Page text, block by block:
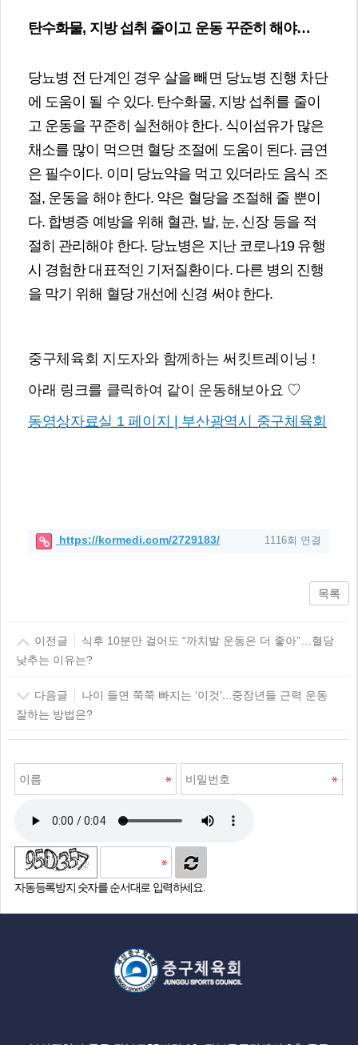
탄수화물, 지방 섭취 줄이고 운동 꾸준히 해야…
당뇨병 전 단계인 경우 살을 빼면 당뇨병 진행 차단
에 도움이 될 수 있다. 탄수화물, 지방 섭취를 줄이
고 운동을 꾸준히 실천해야 한다. 식이섬유가 많은
채소를 많이 먹으면 혈당 조절에 도움이 된다. 금연
은 필수이다. 이미 당뇨약을 먹고 있더라도 음식 조
절, 운동을 해야 한다. 약은 혈당을 조절해 줄 뿐이
다. 합병증 예방을 위해 혈관, 발, 눈, 신장 등을 적
절히 관리해야 한다. 당뇨병은 지난 코로나19 유행
시 경험한 대표적인 기저질환이다. 다른 병의 진행
을 막기 위해 혈당 개선에 신경 써야 한다.
중구체육회 지도자와 함께하는 써킷트레이닝 !
아래 링크를 클릭하여 같이 운동해보아요 ♡
동영상자료실 1 페이지 | 부산광역시 중구체육회
https://kormedi.com/2729183/ 1116회 연결
목록
이전글
식후 10분만 걸어도 “까치발 운동은 더 좋아”…혈당
낮추는 이유는?
다음글
나이 들면 쭉쭉 빠지는 ‘이것’...중장년들 근력 운동
잘하는 방법은?
자동등록방지 숫자를 순서대로 입력하세요.